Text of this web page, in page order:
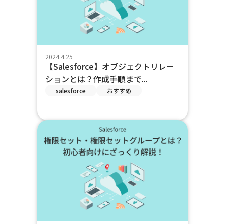
2024.4.25
【Salesforce】オブジェクトリレー
ションとは？作成手順まで...
salesforce おすすめ